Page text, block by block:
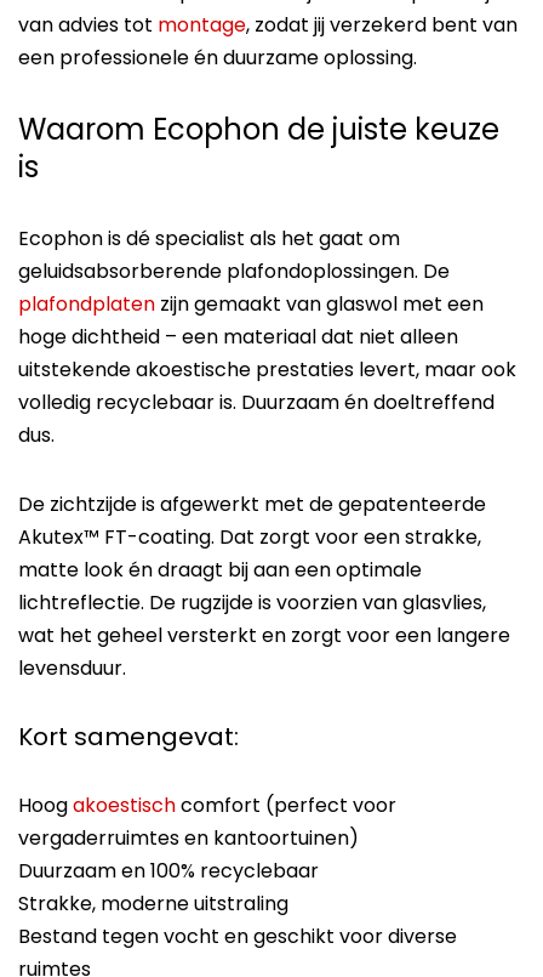
van advies tot montage, zodat jij verzekerd bent van
een professionele én duurzame oplossing.
Waarom Ecophon de juiste keuze
is
Ecophon is dé specialist als het gaat om
geluidsabsorberende plafondoplossingen. De
plafondplaten zijn gemaakt van glaswol met een
hoge dichtheid – een materiaal dat niet alleen
uitstekende akoestische prestaties levert, maar ook
volledig recyclebaar is. Duurzaam én doeltreffend
dus.
De zichtzijde is afgewerkt met de gepatenteerde
Akutex™ FT-coating. Dat zorgt voor een strakke,
matte look én draagt bij aan een optimale
lichtreflectie. De rugzijde is voorzien van glasvlies,
wat het geheel versterkt en zorgt voor een langere
levensduur.
Kort samengevat:
Hoogakoestischcomfort (perfect voor
vergaderruimtes en kantoortuinen)
Duurzaam en 100% recyclebaar
Strakke, moderne uitstraling
Bestand tegen vocht en geschikt voor diverse
ruimtes